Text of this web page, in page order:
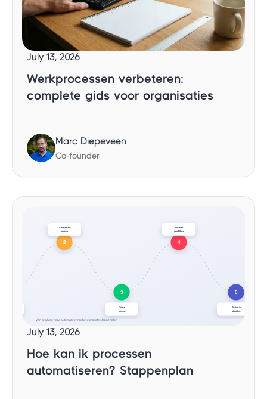
July 13, 2026
Werkprocessen verbeteren:
complete gids voor organisaties
Marc Diepeveen
Co-founder
July 13, 2026
Hoe kan ik processen
automatiseren? Stappenplan